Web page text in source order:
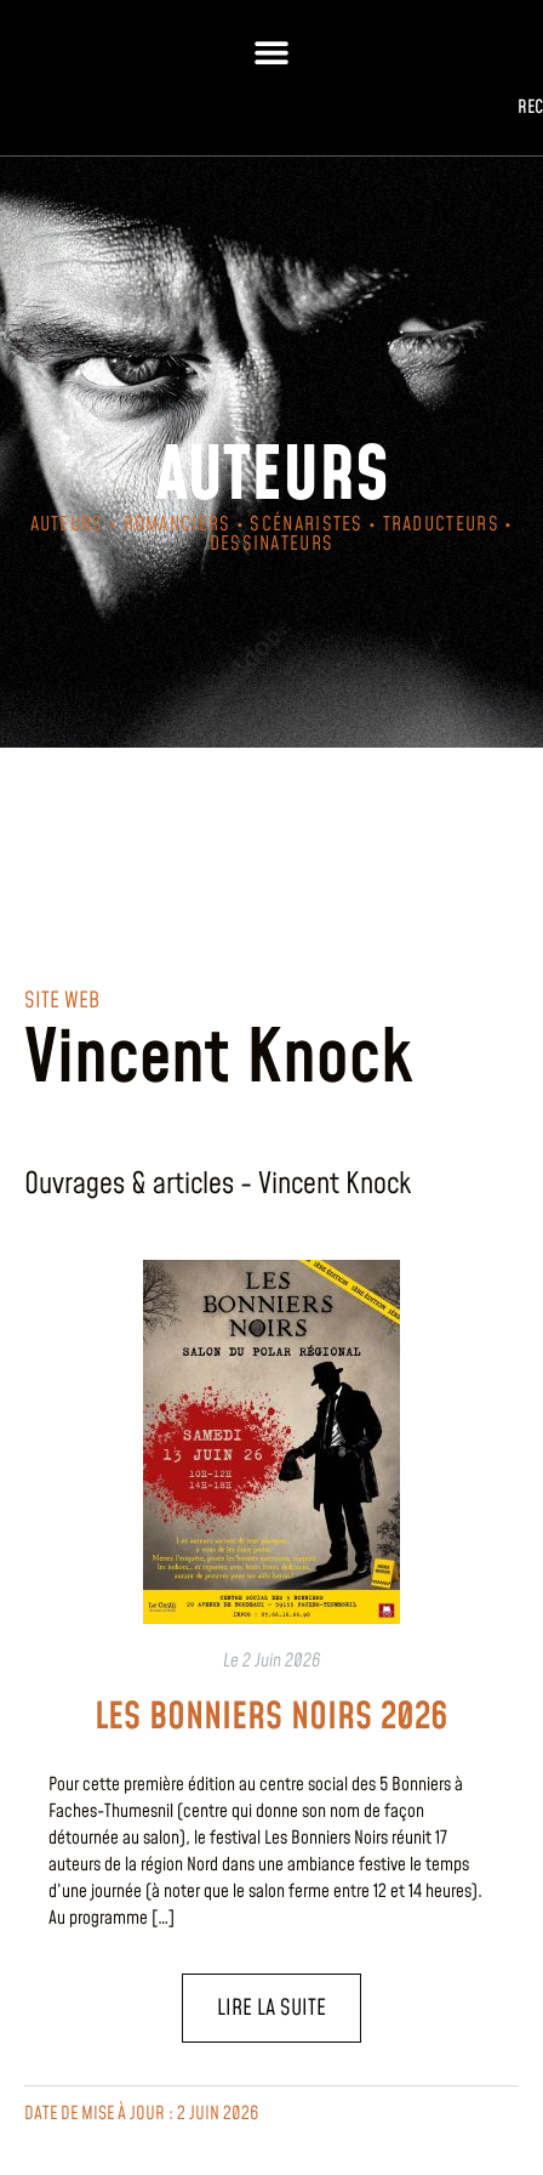
AUTEURS
AUTEURS • ROMANCIERS • SCÉNARISTES • TRADUCTEURS •
DESSINATEURS
SITE WEB
Vincent Knock
Ouvrages & articles - Vincent Knock
Le2 Juin 2026
LES BONNIERS NOIRS 2026
Pour cette première édition au centre social des 5 Bonniers à
Faches-Thumesnil (centre qui donne son nom de façon
détournée au salon), le festival Les Bonniers Noirs réunit 17
auteurs de la région Nord dans une ambiance festive le temps
d’une journée (à noter que le salon ferme entre 12 et 14 heures).
Au programme […]
LIRE LA SUITE
DATE DE MISE À JOUR : 2 JUIN 2026